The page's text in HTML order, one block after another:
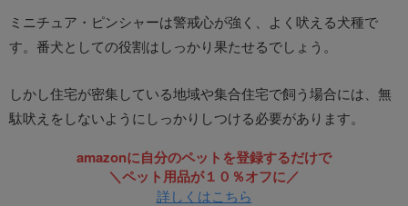
ミニチュア・ピンシャーは警戒心が強く、よく吠える犬種で
す。番犬としての役割はしっかり果たせるでしょう。
しかし住宅が密集している地域や集合住宅で飼う場合には、無
駄吠えをしないようにしっかりしつける必要があります。
amazonに自分のペットを登録するだけで
＼ペット用品が１０％オフに／
詳しくはこちら